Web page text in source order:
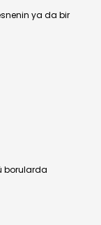
ya da bir
borularda